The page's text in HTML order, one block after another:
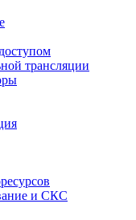
трансляции
и СКС